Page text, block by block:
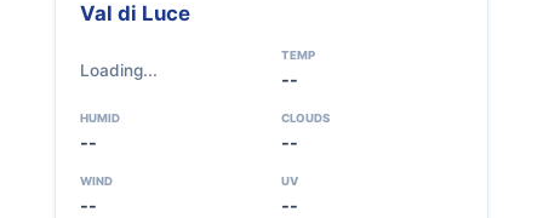
Val di Luce
Loading...
TEMP
--
HUMID
--
CLOUDS
--
WIND
--
UV
--